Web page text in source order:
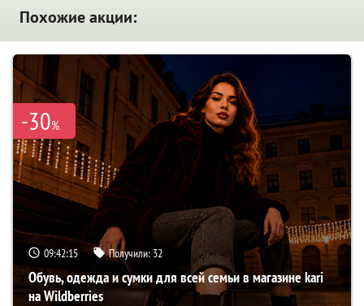
Похожие акции:
-30%
09:42:15 Получили: 32
Обувь, одежда и сумки для всей семьи в магазине kari
на Wildberries